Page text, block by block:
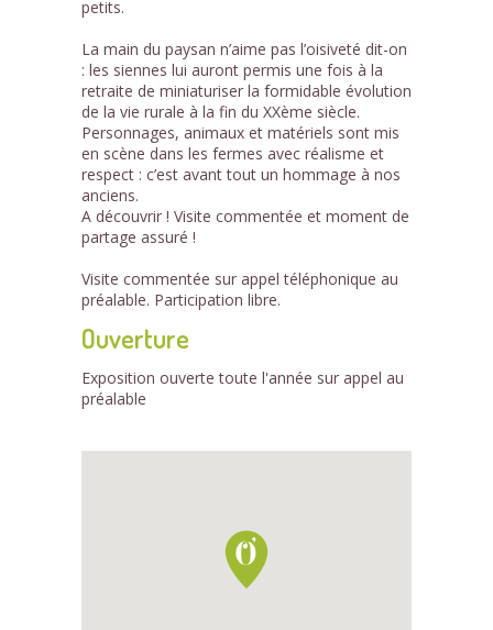
petits.
La main du paysan n’aime pas l’oisiveté dit-on
: les siennes lui auront permis une fois à la
retraite de miniaturiser la formidable évolution
de la vie rurale à la fin du XXème siècle.
Personnages, animaux et matériels sont mis
en scène dans les fermes avec réalisme et
respect : c’est avant tout un hommage à nos
anciens.
A découvrir ! Visite commentée et moment de
partage assuré !
Visite commentée sur appel téléphonique au
préalable. Participation libre.
Ouverture
Exposition ouverte toute l'année sur appel au
préalable